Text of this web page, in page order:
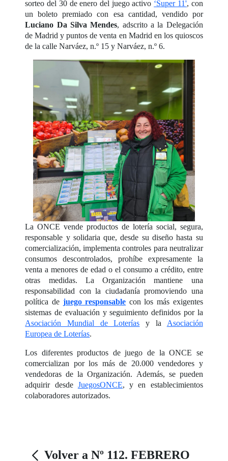
sorteo del 30 de enero del juego activo ‘Super 11', con
un boleto premiado con esa cantidad, vendido por
Luciano Da Silva Mendes, adscrito a la Delegación
de Madrid y puntos de venta en Madrid en los quioscos
de la calle Narváez, n.º 15 y Narváez, n.º 6.
La ONCE vende productos de lotería social, segura,
responsable y solidaria que, desde su diseño hasta su
comercialización, implementa controles para neutralizar
consumos descontrolados, prohíbe expresamente la
venta a menores de edad o el consumo a crédito, entre
otras medidas. La Organización mantiene una
responsabilidad con la ciudadanía promoviendo una
política de juego responsable con los más exigentes
sistemas de evaluación y seguimiento definidos por la
Asociación Mundial de Loterías y la Asociación
Europea de Loterías.
Los diferentes productos de juego de la ONCE se
comercializan por los más de 20.000 vendedores y
vendedoras de la Organización. Además, se pueden
adquirir desde JuegosONCE, y en establecimientos
colaboradores autorizados.
Volver a Nº 112. FEBRERO